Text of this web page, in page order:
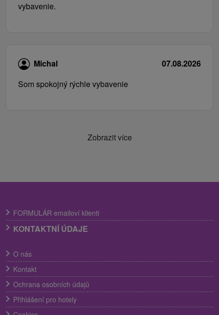
vybavenie.
Michal
07.08.2026
Som spokojný rýchle vybavenie
Zobrazit více
FORMULÁR emailoví klienti
KONTAKTNÍ ÚDAJE
O nás
Kontakt
Ochrana osobních údajů
Přihlášení pro hotely